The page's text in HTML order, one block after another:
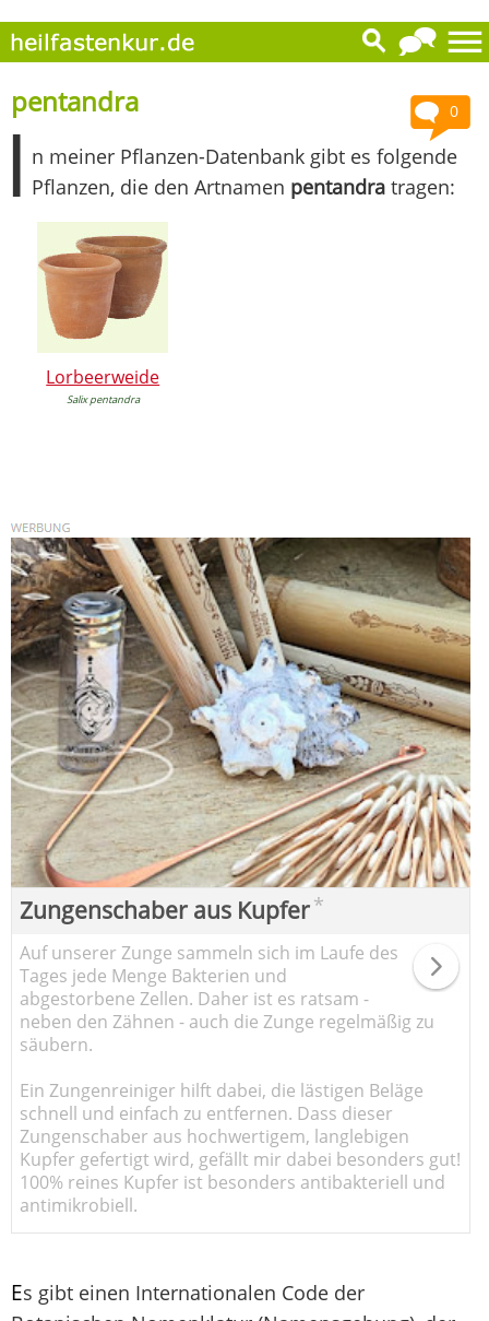
0
pentandra
I n meiner Pflanzen-Datenbank gibt es folgende
Pflanzen, die den Artnamen pentandra tragen:
Lorbeerweide
Salix pentandra
Zungenschaber aus Kupfer*
Auf unserer Zunge sammeln sich im Laufe des
Tages jede Menge Bakterien und
abgestorbene Zellen. Daher ist es ratsam -
neben den Zähnen - auch die Zunge regelmäßig zu
säubern.
Ein Zungenreiniger hilft dabei, die lästigen Beläge
schnell und einfach zu entfernen. Dass dieser
Zungenschaber aus hochwertigem, langlebigen
Kupfer gefertigt wird, gefällt mir dabei besonders gut!
100% reines Kupfer ist besonders antibakteriell und
antimikrobiell.
Es gibt einen Internationalen Code der